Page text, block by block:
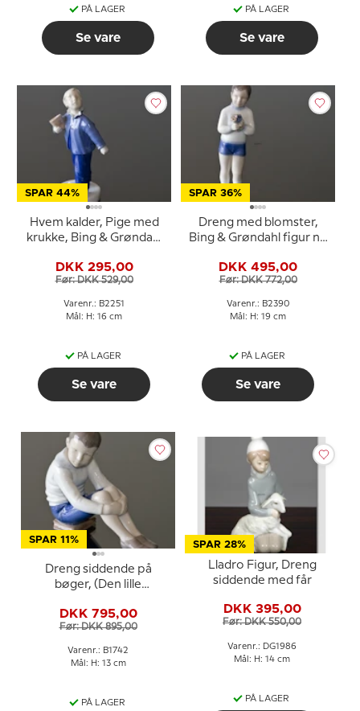
PÅ LAGER
Se vare
PÅ LAGER
Se vare
SPAR 44%
Hvem kalder, Pige med
krukke, Bing & Grøndahl
DKK 295,00
Før: DKK 529,00
Varenr.: B2251
Mål: H: 16 cm
PÅ LAGER
Se vare
SPAR 36%
Dreng med blomster,
Bing & Grøndahl figur nr.
DKK 495,00
Før: DKK 772,00
Varenr.: B2390
Mål: H: 19 cm
PÅ LAGER
Se vare
SPAR 11%
Dreng siddende på
bøger, (Den lille
Grøndahl figur nr. 1742
DKK 795,00
Før: DKK 895,00
Varenr.: B1742
Mål: H: 13 cm
PÅ LAGER
SPAR 28%
Lladro Figur, Dreng
siddende med får
DKK 395,00
Før: DKK 550,00
Varenr.: DG1986
Mål: H: 14 cm
PÅ LAGER